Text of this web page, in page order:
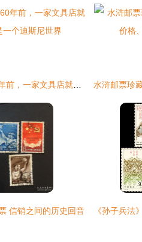
信销之间的历史回音